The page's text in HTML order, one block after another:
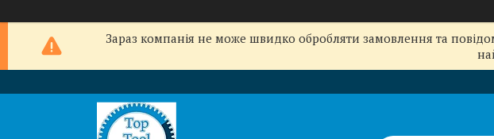
Зараз компанія не може швидко обробляти замовлення та